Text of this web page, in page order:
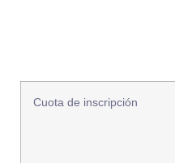
Cuota de inscripción